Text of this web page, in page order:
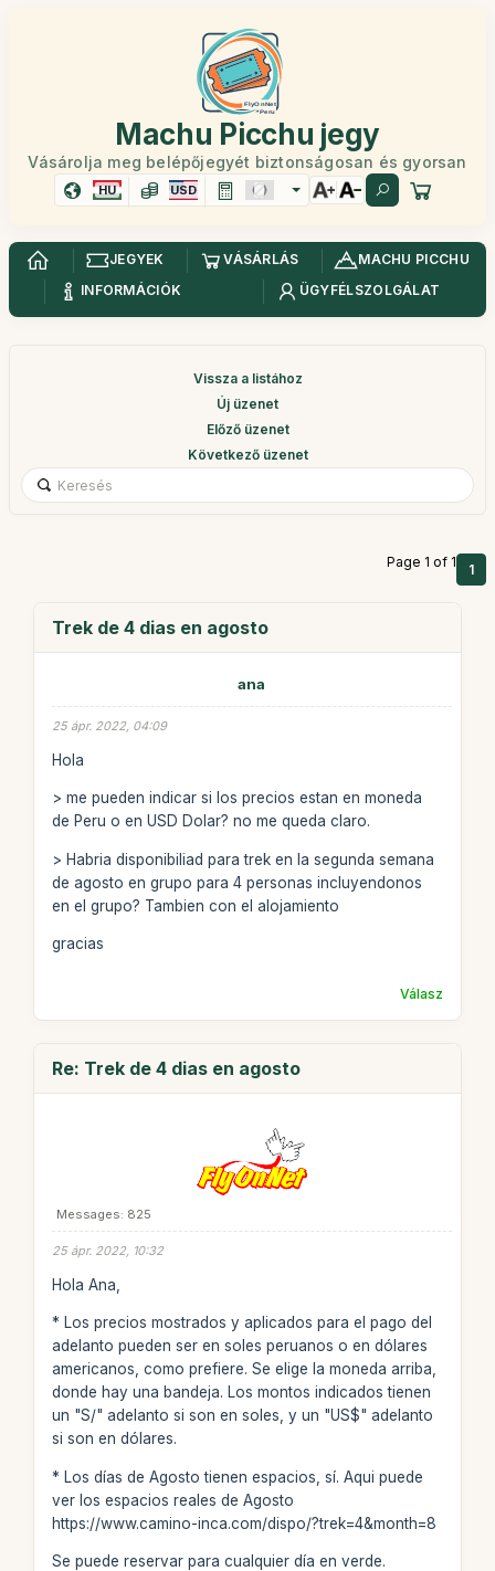
Machu Picchu jegy
Vásárolja meg belépőjegyét biztonságosan és gyorsan
HU USD
JEGYEK VÁSÁRLÁS
MACHU PICCHU
INFORMÁCIÓK
ÜGYFÉLSZOLGÁLAT
Vissza a listához
Új üzenet
Előző üzenet
Következő üzenet
Page 1 of 1 1
Trek de 4 dias en agosto
ana
25 ápr. 2022, 04:09
Hola
> me pueden indicar si los precios estan en moneda
de Peru o en USD Dolar? no me queda claro.
> Habria disponibiliad para trek en la segunda semana
de agosto en grupo para 4 personas incluyendonos
en el grupo? Tambien con el alojamiento
gracias
Válasz
Re: Trek de 4 dias en agosto
Messages: 825
25 ápr. 2022, 10:32
Hola Ana,
* Los precios mostrados y aplicados para el pago del
adelanto pueden ser en soles peruanos o en dólares
americanos, como prefiere. Se elige la moneda arriba,
donde hay una bandeja. Los montos indicados tienen
un "S/" adelanto si son en soles, y un "US$" adelanto
si son en dólares.
* Los días de Agosto tienen espacios, sí. Aqui puede
ver los espacios reales de Agosto
https://www.camino-inca.com/dispo/?trek=4&month=8
Se puede reservar para cualquier día en verde.